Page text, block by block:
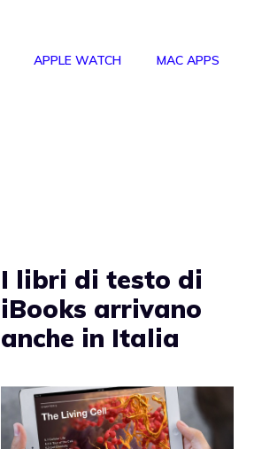
APPLE WATCH MAC APPS
I libri di testo di
iBooks arrivano
anche in Italia